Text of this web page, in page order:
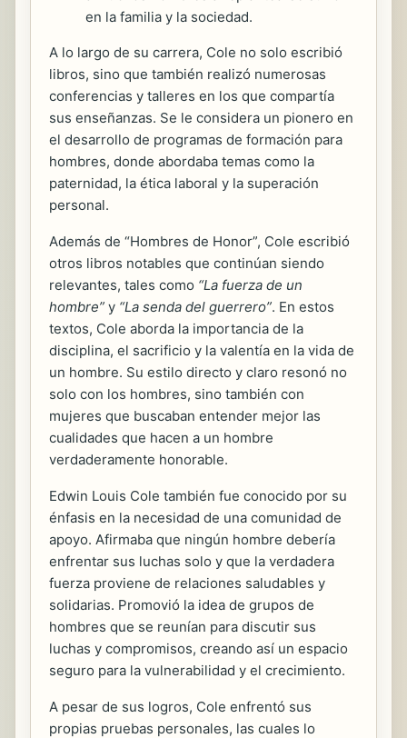
en la familia y la sociedad.
A lo largo de su carrera, Cole no solo escribió
libros, sino que también realizó numerosas
conferencias y talleres en los que compartía
sus enseñanzas. Se le considera un pionero en
el desarrollo de programas de formación para
hombres, donde abordaba temas como la
paternidad, la ética laboral y la superación
personal.
Además de “Hombres de Honor”, Cole escribió
otros libros notables que continúan siendo
relevantes, tales como “La fuerza de un
hombre” y “La senda del guerrero”. En estos
textos, Cole aborda la importancia de la
disciplina, el sacrificio y la valentía en la vida de
un hombre. Su estilo directo y claro resonó no
solo con los hombres, sino también con
mujeres que buscaban entender mejor las
cualidades que hacen a un hombre
verdaderamente honorable.
Edwin Louis Cole también fue conocido por su
énfasis en la necesidad de una comunidad de
apoyo. Afirmaba que ningún hombre debería
enfrentar sus luchas solo y que la verdadera
fuerza proviene de relaciones saludables y
solidarias. Promovió la idea de grupos de
hombres que se reunían para discutir sus
luchas y compromisos, creando así un espacio
seguro para la vulnerabilidad y el crecimiento.
A pesar de sus logros, Cole enfrentó sus
propias pruebas personales, las cuales lo